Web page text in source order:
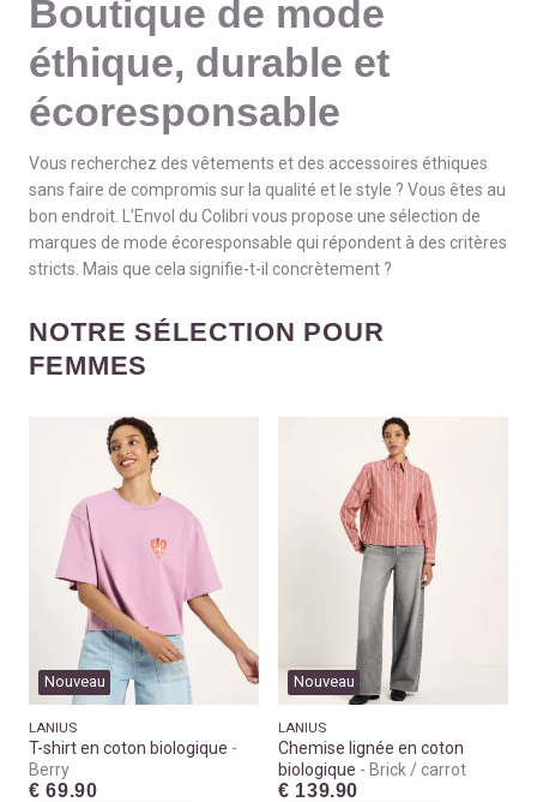
Boutique de mode
éthique, durable et
écoresponsable
Vous recherchez des vêtements et des accessoires éthiques
sans faire de compromis sur la qualité et le style ? Vous êtes au
bon endroit. L'Envol du Colibri vous propose une sélection de
marques de mode écoresponsable qui répondent à des critères
stricts. Mais que cela signifie-t-il concrètement ?
NOTRE SÉLECTION POUR
FEMMES
Nouveau
LANIUS
T-shirt en coton biologique
Berry
€ 69.90
Nouveau
LANIUS
Chemise lignée en coton
biologique
Brick / carrot
€ 139.90